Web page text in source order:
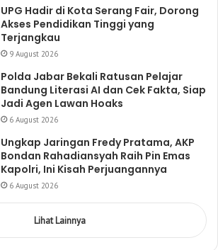
UPG Hadir di Kota Serang Fair, Dorong
Akses Pendidikan Tinggi yang
Terjangkau
9 August 2026
Polda Jabar Bekali Ratusan Pelajar
Bandung Literasi AI dan Cek Fakta, Siap
Jadi Agen Lawan Hoaks
6 August 2026
Ungkap Jaringan Fredy Pratama, AKP
Bondan Rahadiansyah Raih Pin Emas
Kapolri, Ini Kisah Perjuangannya
6 August 2026
Lihat Lainnya